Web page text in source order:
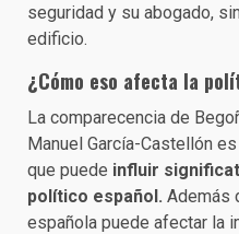
seguridad y su abogado,
edificio.
¿Cómo eso afecta la
La comparecencia de
Manuel García-Castellón
que puede influir
político español. Además
española puede afectar la